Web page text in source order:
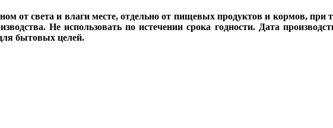
от света и влаги месте, отдельно от пищевых продуктов и кормов, при
Не использовать по истечении срока годности. Дата
бытовых целей.